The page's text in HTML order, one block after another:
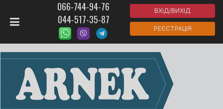
066-744-94-76
044-517-35-87
ВХІД/ВИХІД
РЕЄСТРАЦІЯ